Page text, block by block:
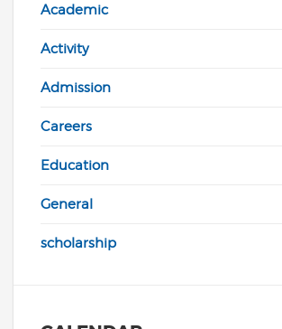
Academic
Activity
Admission
Careers
Education
General
scholarship